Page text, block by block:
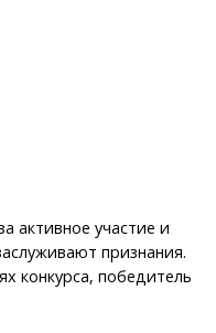
активное участие и
признания.
конкурса, победитель